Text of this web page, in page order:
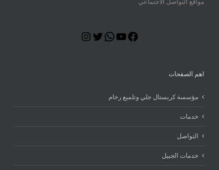
Facebook
YouTube
WhatsApp
Twitter
اهم الصفحات
مؤسسة كريستال جلي وتلميع رخام
خدمات
التواصل
خدمات الجبيل